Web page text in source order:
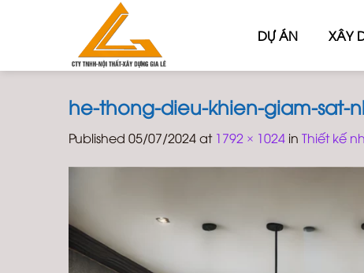
DỰ ÁN XÂY
he-thong-dieu-khien-giam-sat-
Published 05/07/2024at 1792 × 1024 in Thiết kế